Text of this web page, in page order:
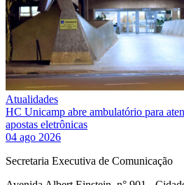
Atualidades
HC Unicamp abre ambulatório para
apostas eletrônicas
04 ago 2026
Secretaria Executiva de Comunicação